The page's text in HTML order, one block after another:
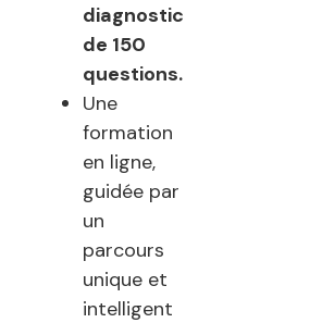
diagnostic
de 150
questions.
Une
formation
en ligne,
guidée par
un
parcours
unique et
intelligent